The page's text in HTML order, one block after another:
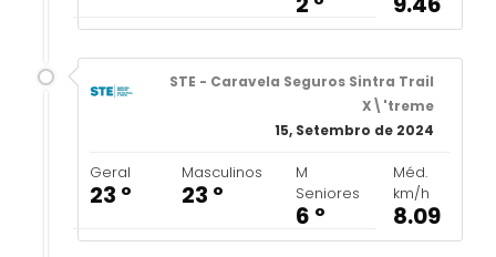
STE - Caravela Seguros Sintra Trail
X\'treme
15, Setembro de 2024
Geral
23 º
Masculinos
23 º
M
Seniores
6 º
Méd.
km/h
8.09